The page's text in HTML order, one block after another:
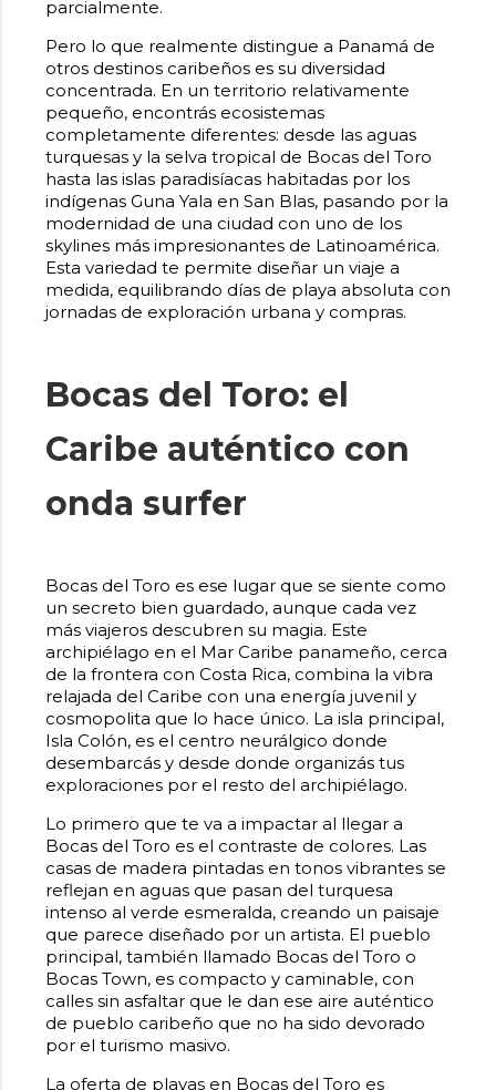
parcialmente.
Pero lo que realmente distingue a Panamá de
otros destinos caribeños es su diversidad
concentrada. En un territorio relativamente
pequeño, encontrás ecosistemas
completamente diferentes: desde las aguas
turquesas y la selva tropical de Bocas del Toro
hasta las islas paradisíacas habitadas por los
indígenas Guna Yala en San Blas, pasando por la
modernidad de una ciudad con uno de los
skylines más impresionantes de Latinoamérica.
Esta variedad te permite diseñar un viaje a
medida, equilibrando días de playa absoluta con
jornadas de exploración urbana y compras.
Bocas del Toro: el
Caribe auténtico con
onda surfer
Bocas del Toro es ese lugar que se siente como
un secreto bien guardado, aunque cada vez
más viajeros descubren su magia. Este
archipiélago en el Mar Caribe panameño, cerca
de la frontera con Costa Rica, combina la vibra
relajada del Caribe con una energía juvenil y
cosmopolita que lo hace único. La isla principal,
Isla Colón, es el centro neurálgico donde
desembarcás y desde donde organizás tus
exploraciones por el resto del archipiélago.
Lo primero que te va a impactar al llegar a
Bocas del Toro es el contraste de colores. Las
casas de madera pintadas en tonos vibrantes se
reflejan en aguas que pasan del turquesa
intenso al verde esmeralda, creando un paisaje
que parece diseñado por un artista. El pueblo
principal, también llamado Bocas del Toro o
Bocas Town, es compacto y caminable, con
calles sin asfaltar que le dan ese aire auténtico
de pueblo caribeño que no ha sido devorado
por el turismo masivo.
La oferta de playas en Bocas del Toro es